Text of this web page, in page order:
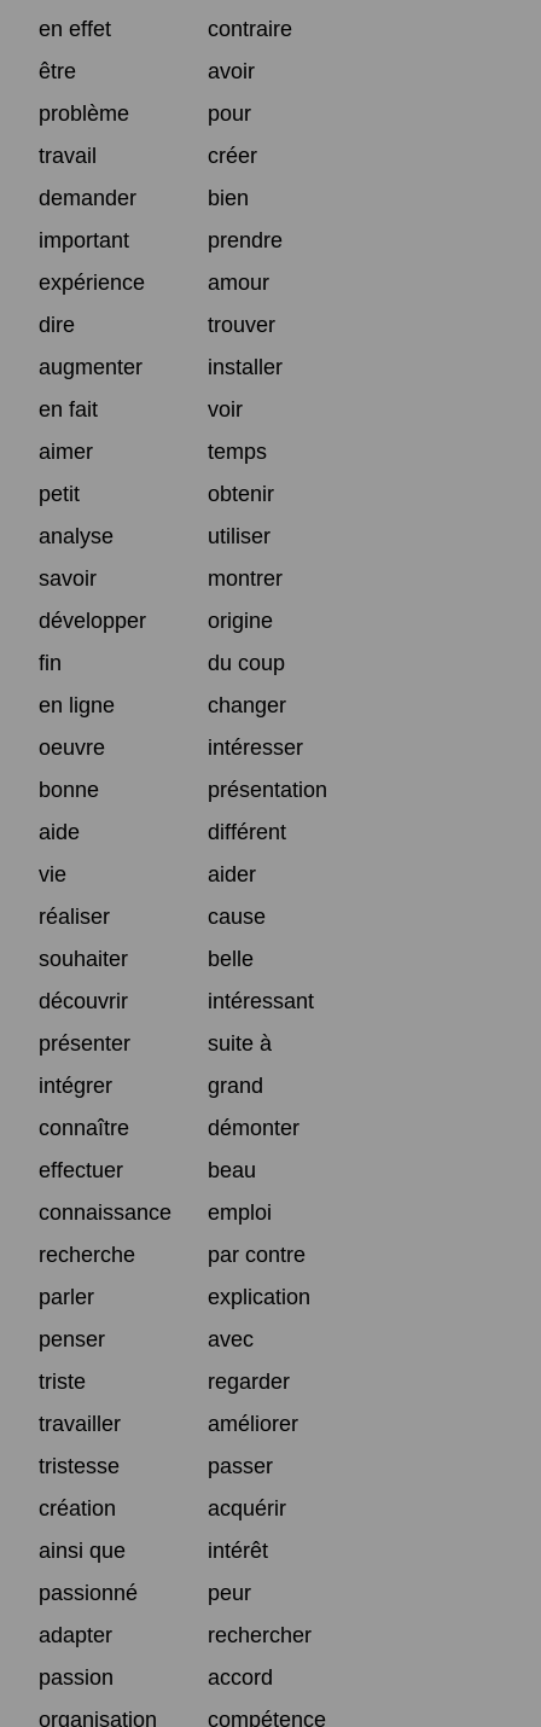
en effet
contraire
être
avoir
problème
pour
travail
créer
demander
bien
important
prendre
expérience
amour
dire
trouver
augmenter
installer
en fait
voir
aimer
temps
petit
obtenir
analyse
utiliser
savoir
montrer
développer
origine
fin
du coup
en ligne
changer
oeuvre
intéresser
bonne
présentation
aide
différent
vie
aider
réaliser
cause
souhaiter
belle
découvrir
intéressant
présenter
suite à
intégrer
grand
connaître
démonter
effectuer
beau
connaissance
emploi
recherche
par contre
parler
explication
penser
avec
triste
regarder
travailler
améliorer
tristesse
passer
création
acquérir
ainsi que
intérêt
passionné
peur
adapter
rechercher
passion
accord
organisation
compétence